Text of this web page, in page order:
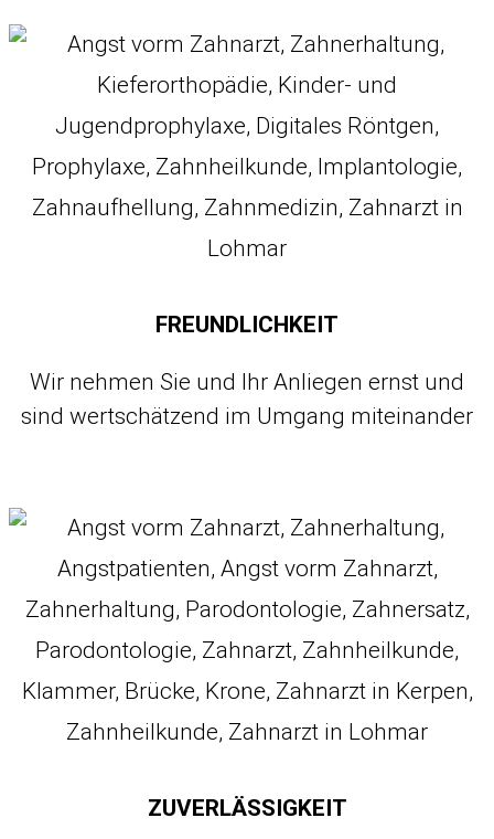
FREUNDLICHKEIT
Wir nehmen Sie und Ihr Anliegen ernst und
sind wertschätzend im Umgang miteinander
ZUVERLÄSSIGKEIT